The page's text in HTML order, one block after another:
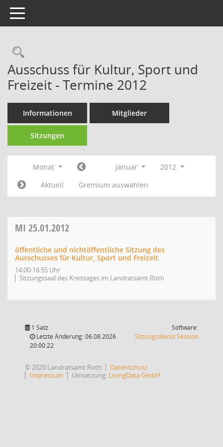
Toggle navigation
Rechercheauswahl
Ausschuss für Kultur, Sport und
Freizeit - Termine 2012
Informationen Mitglieder
Sitzungen
Monat Januar
2012
Aktuell
Gremium auswählen
MI 25.01.2012
öffentliche und nichtöffentliche Sitzung des
Ausschusses für Kultur, Sport und Freizeit
14:00-16:55 Uhr
Sitzungssaal des Kreistages im Landratsamt Roth
1 Satz
Letzte Änderung: 06.08.2026
20:00:22
Software:
SitzungsdienstSession(Wird in
© 2020 Landratsamt Roth
Datenschutz
Impressum
Umsetzung: LivingData GmbH